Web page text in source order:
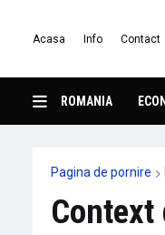
Acasa Info Contact
ROMANIA
Pagina de pornire